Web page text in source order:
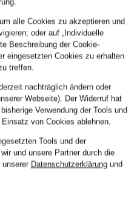
alle Cookies zu akzeptieren und
oder auf „Individuelle
Beschreibung der Cookie-
eingesetzten Cookies zu erhalten
treffen.
nachträglich ändern oder
Webseite). Der Widerruf hat
Verwendung der Tools und
von Cookies ablehnen.
Tools und der
und unsere Partner durch die
unserer Datenschutzerklärungund